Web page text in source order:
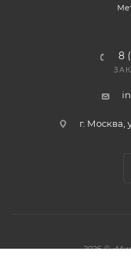
8
г. Москва,
2026 ©